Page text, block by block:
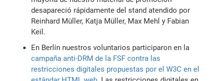
desapareció rápidamente del stand atendido por
Reinhard Müller, Katja Müller, Max Mehl y Fabian
Keil.
En Berlín nuestros voluntarios participaron en la
campaña anti-DRM de la FSF contra las
restricciones digitales propuestas por el W3C en el